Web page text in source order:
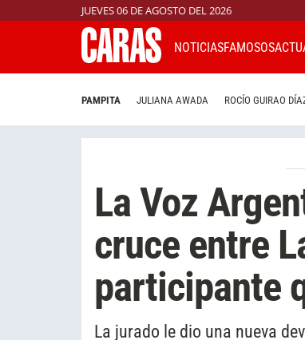
JUEVES 06 DE AGOSTO DEL 2026
NOTICIASFAMOSOS
PAMPITA JULIANA AWADA ROCÍO GUIRAO
La Voz
cruce entre
participante
La jurado le dio una nueva